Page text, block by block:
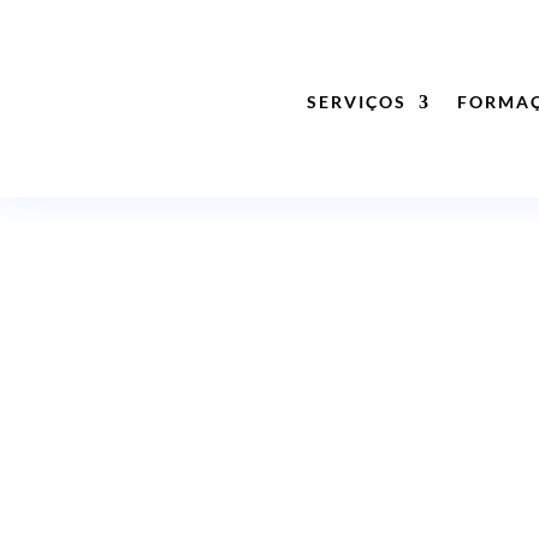
SERVIÇOS